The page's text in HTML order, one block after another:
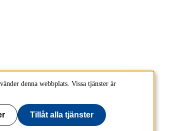
denna webbplats. Vissa tjänster är
Tillåt alla tjänster